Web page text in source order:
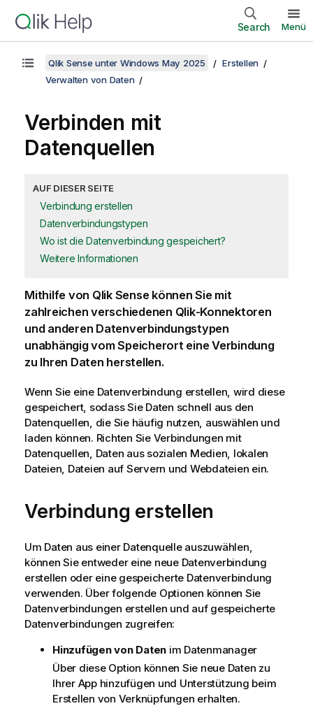
Search Menü
Qlik Sense unter Windows May 2025
Erstellen
Verwalten von Daten
Verbinden mit
Datenquellen
AUF DIESER SEITE
Verbindung erstellen
Datenverbindungstypen
Wo ist die Datenverbindung gespeichert?
Weitere Informationen
Mithilfe von Qlik Sensekönnen Sie mit
zahlreichen verschiedenen Qlik-Konnektoren
und anderen Datenverbindungstypen
unabhängig vom Speicherort eine Verbindung
zu Ihren Daten herstellen.
Wenn Sie eine Datenverbindung erstellen, wird diese
gespeichert, sodass Sie Daten schnell aus den
Datenquellen, die Sie häufig nutzen, auswählen und
laden können. Richten Sie Verbindungen mit
Datenquellen, Daten aus sozialen Medien, lokalen
Dateien, Dateien auf Servern und Webdateien ein.
Verbindung erstellen
Um Daten aus einer Datenquelle auszuwählen,
können Sie entweder eine neue Datenverbindung
erstellen oder eine gespeicherte Datenverbindung
verwenden. Über folgende Optionen können Sie
Datenverbindungen erstellen und auf gespeicherte
Datenverbindungen zugreifen:
Hinzufügen von Daten im Datenmanager
Über diese Option können Sie neue Daten zu
Ihrer App hinzufügen und Unterstützung beim
Erstellen von Verknüpfungen erhalten.